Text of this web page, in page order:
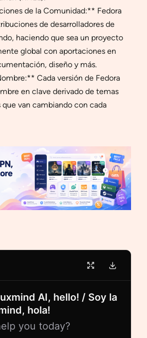
de la Comunidad:** Fedora
de desarrolladores de
haciendo que sea un proyecto
global con aportaciones en
diseño y más.
Cada versión de Fedora
en clave derivado de temas
van cambiando con cada
AI, hello! / Soy la
hola!
you today?